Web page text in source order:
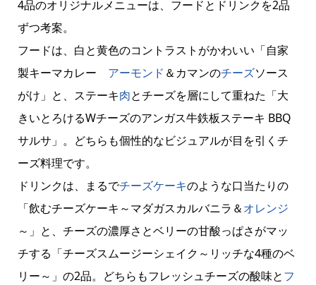
4品のオリジナルメニューは、フードとドリンクを2品
ずつ考案。
フードは、白と黄色のコントラストがかわいい「自家
製キーマカレー アーモンド ＆カマンのチーズソース
がけ」と、ステーキ肉とチーズを層にして重ねた「大
きいとろけるWチーズのアンガス牛鉄板ステーキ BBQ
サルサ」。どちらも個性的なビジュアルが目を引くチ
ーズ料理です。
ドリンクは、まるでチーズケーキのような口当たりの
「飲むチーズケーキ～マダガスカルバニラ＆オレンジ
～」と、チーズの濃厚さとベリーの甘酸っぱさがマッ
チする「チーズスムージーシェイク～リッチな4種のベ
リー～」の2品。どちらもフレッシュチーズの酸味とフ